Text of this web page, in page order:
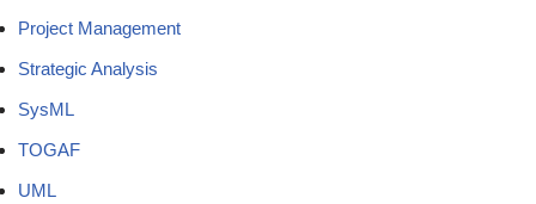
Project Management
Strategic Analysis
SysML
TOGAF
UML